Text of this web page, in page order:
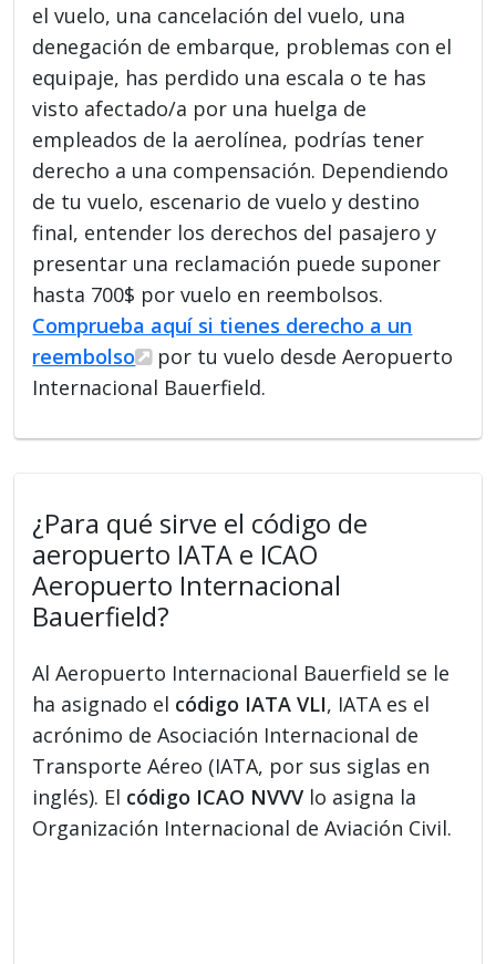
el vuelo, una cancelación del vuelo, una
denegación de embarque, problemas con el
equipaje, has perdido una escala o te has
visto afectado/a por una huelga de
empleados de la aerolínea, podrías tener
derecho a una compensación. Dependiendo
de tu vuelo, escenario de vuelo y destino
final, entender los derechos del pasajero y
presentar una reclamación puede suponer
hasta 700$ por vuelo en reembolsos.
Comprueba aquí si tienes derecho a un
reembolso
por tu vuelo desde Aeropuerto
Internacional Bauerfield.
¿Para qué sirve el código de
aeropuerto IATA e ICAO
Aeropuerto Internacional
Bauerfield?
Al Aeropuerto Internacional Bauerfield se le
ha asignado el código IATA VLI, IATA es el
acrónimo de Asociación Internacional de
Transporte Aéreo (IATA, por sus siglas en
inglés). El código ICAO NVVV lo asigna la
Organización Internacional de Aviación Civil.